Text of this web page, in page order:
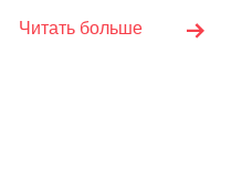
Читать больше